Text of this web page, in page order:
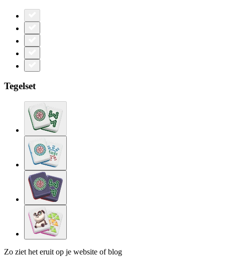
Tegelset
Zo ziet het eruit op je website of blog